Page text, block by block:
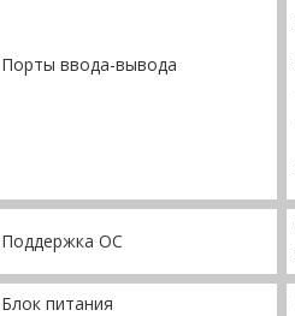
Порты ввода-вывода
Поддержка ОС
Блок питания